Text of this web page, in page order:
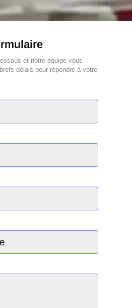
et notre équipe vous
délais pour répondre à votre